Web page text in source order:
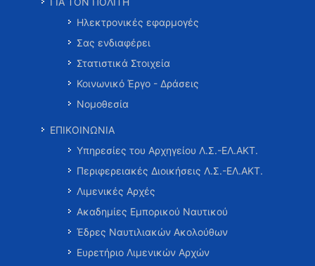
Ηλεκτρονικές εφαρμογές
Σας ενδιαφέρει
Στατιστικά Στοιχεία
Κοινωνικό Έργο - Δράσεις
Νομοθεσία
ΕΠΙΚΟΙΝΩΝΙΑ
Υπηρεσίες του Αρχηγείου Λ.Σ.-ΕΛ.ΑΚΤ.
Περιφερειακές Διοικήσεις Λ.Σ.-ΕΛ.ΑΚΤ.
Λιμενικές Αρχές
Ακαδημίες Εμπορικού Ναυτικού
Έδρες Ναυτιλιακών Ακολούθων
Ευρετήριο Λιμενικών Αρχών